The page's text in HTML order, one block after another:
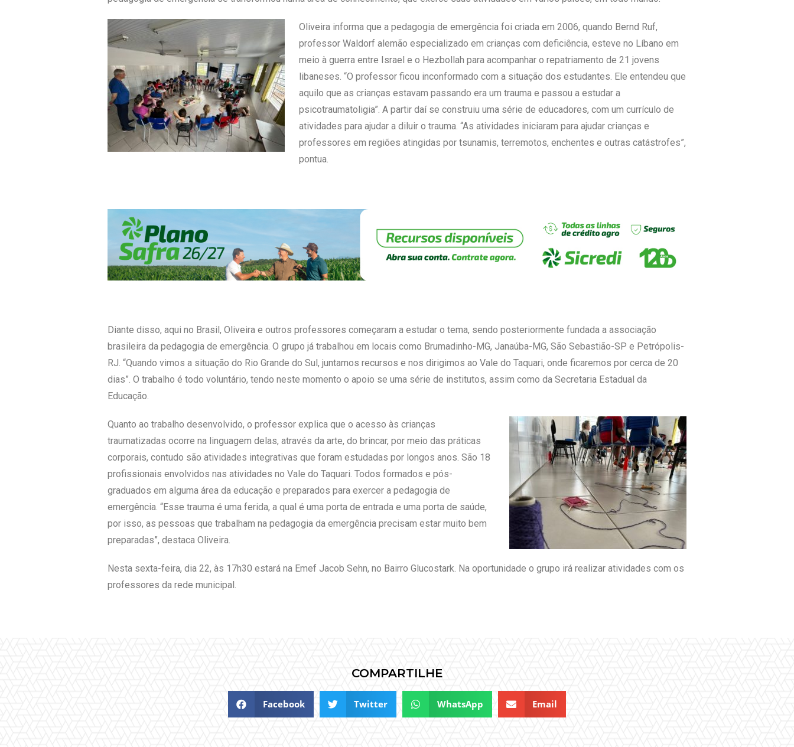
Oliveira informa que a pedagogia de emergência foi criada em 2006, quando Bernd Ruf,
professor Waldorf alemão especializado em crianças com deficiência, esteve no Líbano em
meio à guerra entre Israel e o Hezbollah para acompanhar o repatriamento de 21 jovens
libaneses. “O professor ficou inconformado com a situação dos estudantes. Ele entendeu que
aquilo que as crianças estavam passando era um trauma e passou a estudar a
psicotraumatoligia”. A partir daí se construiu uma série de educadores, com um currículo de
atividades para ajudar a diluir o trauma. “As atividades iniciaram para ajudar crianças e
professores em regiões atingidas por tsunamis, terremotos, enchentes e outras catástrofes”,
pontua.
Diante disso, aqui no Brasil, Oliveira e outros professores começaram a estudar o tema, sendo posteriormente fundada a associação
brasileira da pedagogia de emergência. O grupo já trabalhou em locais como Brumadinho-MG, Janaúba-MG, São Sebastião-SP e Petrópolis-
RJ. “Quando vimos a situação do Rio Grande do Sul, juntamos recursos e nos dirigimos ao Vale do Taquari, onde ficaremos por cerca de 20
dias”. O trabalho é todo voluntário, tendo neste momento o apoio se uma série de institutos, assim como da Secretaria Estadual da
Educação.
Quanto ao trabalho desenvolvido, o professor explica que o acesso às crianças
traumatizadas ocorre na linguagem delas, através da arte, do brincar, por meio das práticas
corporais, contudo são atividades integrativas que foram estudadas por longos anos. São 18
profissionais envolvidos nas atividades no Vale do Taquari. Todos formados e pós-
graduados em alguma área da educação e preparados para exercer a pedagogia de
emergência. “Esse trauma é uma ferida, a qual é uma porta de entrada e uma porta de saúde,
por isso, as pessoas que trabalham na pedagogia da emergência precisam estar muito bem
preparadas”, destaca Oliveira.
Nesta sexta-feira, dia 22, às 17h30 estará na Emef Jacob Sehn, no Bairro Glucostark. Na oportunidade o grupo irá realizar atividades com os
professores da rede municipal.
COMPARTILHE
Facebook Twitter WhatsApp Email